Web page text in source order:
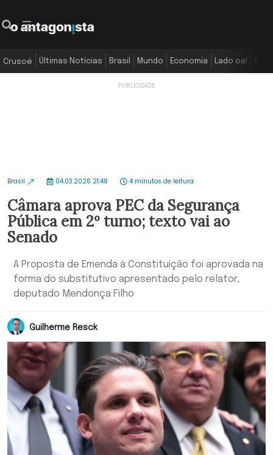
Crusoé Últimas Notícias Brasil Mundo Economia Lado oa!
Brasil 04.03.2026 21:48 4 minutos de leitura
Câmara aprova PEC da Segurança
Pública em 2º turno; texto vai ao
Senado
A Proposta de Emenda à Constituição foi aprovada na
forma do substitutivo apresentado pelo relator,
deputado Mendonça Filho
Guilherme Resck